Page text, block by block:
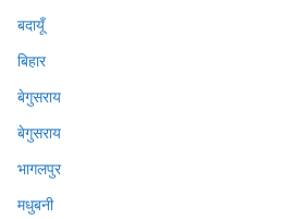
बदायूँ
बिहार
बेगुसराय
बेगुसराय
भागलपुर
मधुबनी